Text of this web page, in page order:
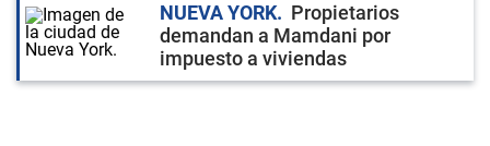
NUEVA YORK
Propietarios
demandan a Mamdani por
impuesto a viviendas